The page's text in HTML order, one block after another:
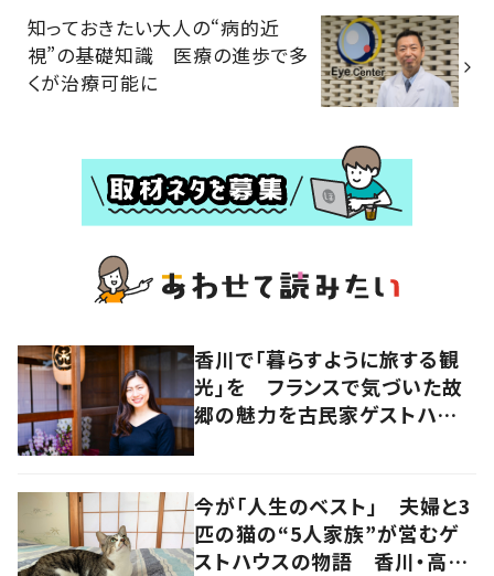
知っておきたい大人の“病的近
視”の基礎知識 医療の進歩で多
くが治療可能に
香川で「暮らすように旅する観
光」を フランスで気づいた故
郷の魅力を古民家ゲストハウス
今が「人生のベスト」 夫婦と3
匹の猫の“5人家族”が営むゲ
ストハウスの物語 香川・高松